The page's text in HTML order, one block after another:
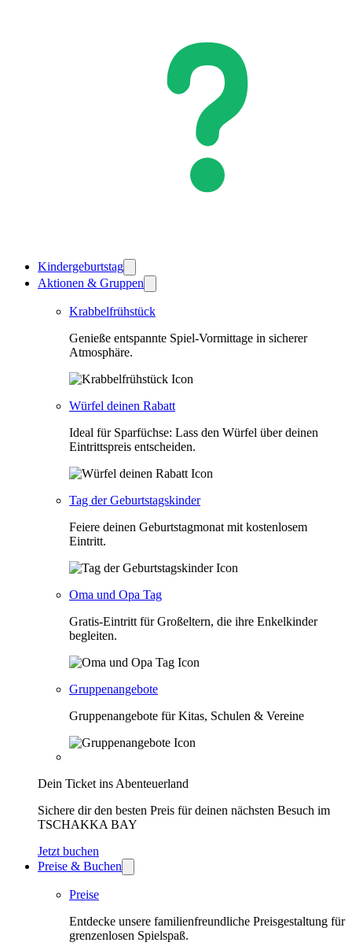
Kindergeburtstag
Aktionen & Gruppen
Krabbelfrühstück
Genieße entspannte Spiel-Vormittage in sicherer
Atmosphäre.
Würfel deinen Rabatt
Ideal für Sparfüchse: Lass den Würfel über deinen
Eintrittspreis entscheiden.
Tag der Geburtstagskinder
Feiere deinen Geburtstagmonat mit kostenlosem
Eintritt.
Oma und Opa Tag
Gratis-Eintritt für Großeltern, die ihre Enkelkinder
begleiten.
Gruppenangebote
Gruppenangebote für Kitas, Schulen & Vereine
Dein Ticket ins Abenteuerland
Sichere dir den besten Preis für deinen nächsten Besuch im
TSCHAKKA BAY
Jetzt buchen
Preise & Buchen
Preise
Entdecke unsere familienfreundliche Preisgestaltung für
grenzenlosen Spielspaß.